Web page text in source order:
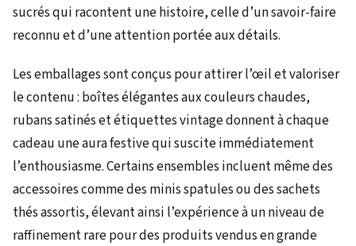
sucrés qui racontent une histoire, celle d’un savoir-faire
reconnu et d’une attention portée aux détails.
Les emballages sont conçus pour attirer l’œil et valoriser
le contenu : boîtes élégantes aux couleurs chaudes,
rubans satinés et étiquettes vintage donnent à chaque
cadeau une aura festive qui suscite immédiatement
l’enthousiasme. Certains ensembles incluent même des
accessoires comme des minis spatules ou des sachets
thés assortis, élevant ainsi l’expérience à un niveau de
raffinement rare pour des produits vendus en grande